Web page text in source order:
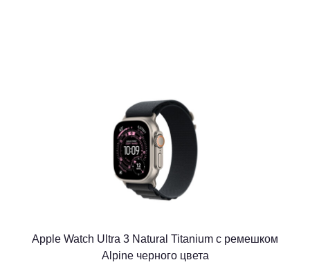
Apple Watch Ultra 3 Natural Titanium c ремешком
Alpine черного цвета